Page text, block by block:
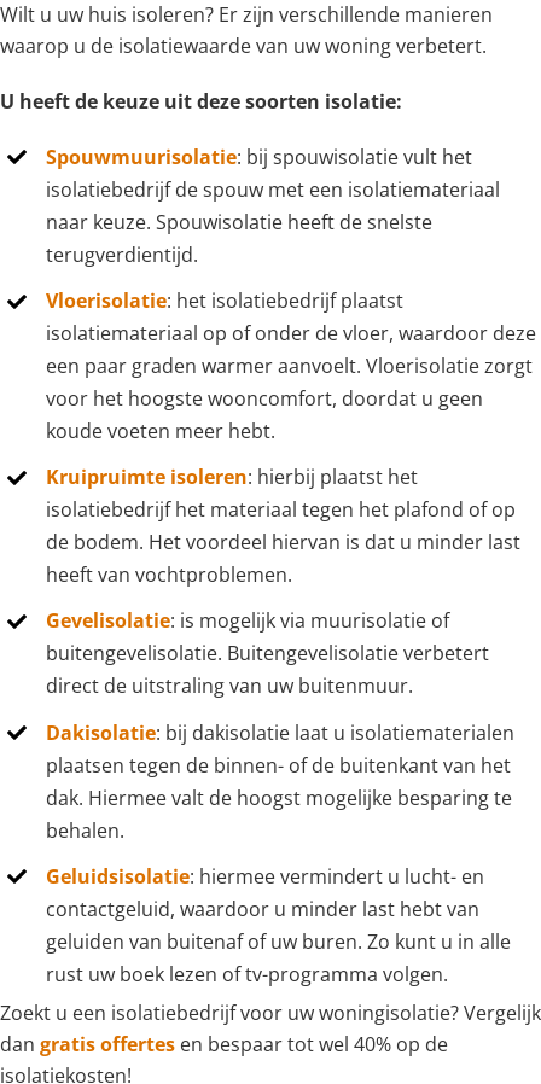
Wilt u uw huis isoleren? Er zijn verschillende manieren
waarop u de isolatiewaarde van uw woning verbetert.
U heeft de keuze uit deze soorten isolatie:
Spouwmuurisolatie: bij spouwisolatie vult het
isolatiebedrijf de spouw met een isolatiemateriaal
naar keuze. Spouwisolatie heeft de snelste
terugverdientijd.
Vloerisolatie: het isolatiebedrijf plaatst
isolatiemateriaal op of onder de vloer, waardoor deze
een paar graden warmer aanvoelt. Vloerisolatie zorgt
voor het hoogste wooncomfort, doordat u geen
koude voeten meer hebt.
Kruipruimte isoleren: hierbij plaatst het
isolatiebedrijf het materiaal tegen het plafond of op
de bodem. Het voordeel hiervan is dat u minder last
heeft van vochtproblemen.
Gevelisolatie: is mogelijk via muurisolatie of
buitengevelisolatie. Buitengevelisolatie verbetert
direct de uitstraling van uw buitenmuur.
Dakisolatie: bij dakisolatie laat u isolatiematerialen
plaatsen tegen de binnen- of de buitenkant van het
dak. Hiermee valt de hoogst mogelijke besparing te
behalen.
Geluidsisolatie: hiermee vermindert u lucht- en
contactgeluid, waardoor u minder last hebt van
geluiden van buitenaf of uw buren. Zo kunt u in alle
rust uw boek lezen of tv-programma volgen.
Zoekt u een isolatiebedrijf voor uw woningisolatie? Vergelijk
dan gratis offertes en bespaar tot wel 40% op de
isolatiekosten!